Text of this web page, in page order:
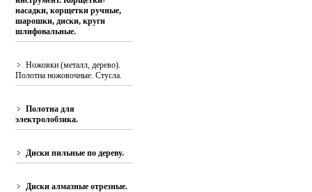
насадки, корщетки ручные,
шарошки, диски, круги
шлифовальные.
Ножовки (металл, дерево).
Полотна ножовочные. Стусла.
Полотна для
электролобзика.
Диски пильные по дереву.
Диски алмазные отрезные.